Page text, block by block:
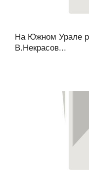
На Южном Урале
В.Некрасов...